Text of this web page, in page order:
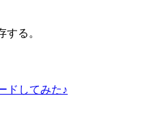
る。
ドしてみた♪